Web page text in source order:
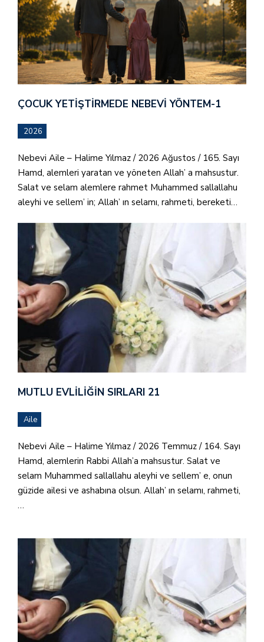
ÇOCUK YETIŞTIRMEDE NEBEVI YÖNTEM-1
2026
Nebevi Aile – Halime Yılmaz / 2026 Ağustos / 165. Sayı
Hamd, alemleri yaratan ve yöneten Allah’ a mahsustur.
Salat ve selam alemlere rahmet Muhammed sallallahu
aleyhi ve sellem’ in; Allah’ ın selamı, rahmeti, bereketi…
MUTLU EVLILIĞIN SIRLARI 21
Aile
Nebevi Aile – Halime Yılmaz / 2026 Temmuz / 164. Sayı
Hamd, alemlerin Rabbi Allah’a mahsustur. Salat ve
selam Muhammed sallallahu aleyhi ve sellem’ e, onun
güzide ailesi ve ashabına olsun. Allah’ ın selamı, rahmeti,
…